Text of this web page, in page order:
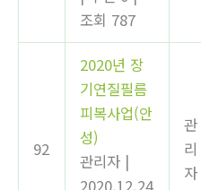
조회 787
92
2020년 장
기연질필름
피복사업(안
성)
관리자 |
관
리
자